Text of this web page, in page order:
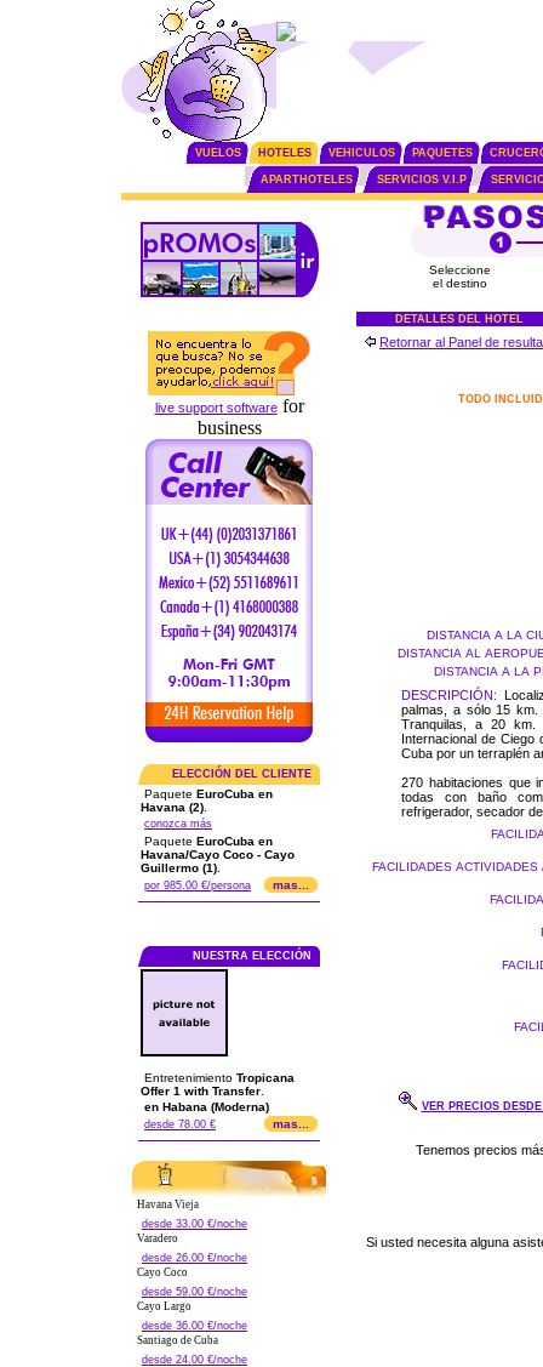
VUELOS HOTELES VEHICULOS PAQUETES
APARTHOTELES SERVICIOS V.I.P
live support softwarefor
business
ELECCIÓN DEL CLIENTE
Paquete EuroCuba en
Havana (2)
conozca más
Paquete EuroCuba en
Havana/Cayo Coco - Cayo
Guillermo (1)
por 985.00 €/persona mas...
NUESTRA ELECCIÓN
Entretenimiento Tropicana
Offer 1 with Transfer
en Habana (Moderna)
desde 78.00 € mas...
Havana Vieja
desde 33.00 €/noche
Varadero
desde 26.00 €/noche
Cayo Coco
desde 59.00 €/noche
Cayo Largo
desde 36.00 €/noche
Santiago de Cuba
desde 24.00 €/noche
Seleccione
el destino
DETALLES DEL HOTEL
Retornar al Panel de
TODO
DISTANCIA A LA
DISTANCIA AL
DISTANCIA A LA
DESCRIPCIÓN:
palmas, a sólo 15
Tranquilas, a 20
Internacional de
Cuba por un terraplén
270 habitaciones que
todas con baño
refrigerador, secador
FACILIDADES ACTIVIDADES
VER PRECIOS
Si usted necesita alguna